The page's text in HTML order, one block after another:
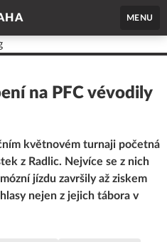
MENU
na PFC vévodily
květnovém turnaji početná
z Radlic. Nejvíce se z nich
jízdu završily až ziskem
nejen z jejich tábora v